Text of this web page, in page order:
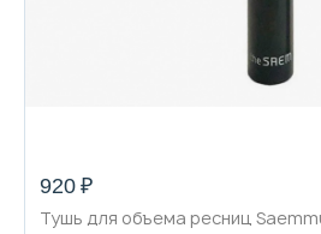
920 ₽
Тушь для объема ресниц